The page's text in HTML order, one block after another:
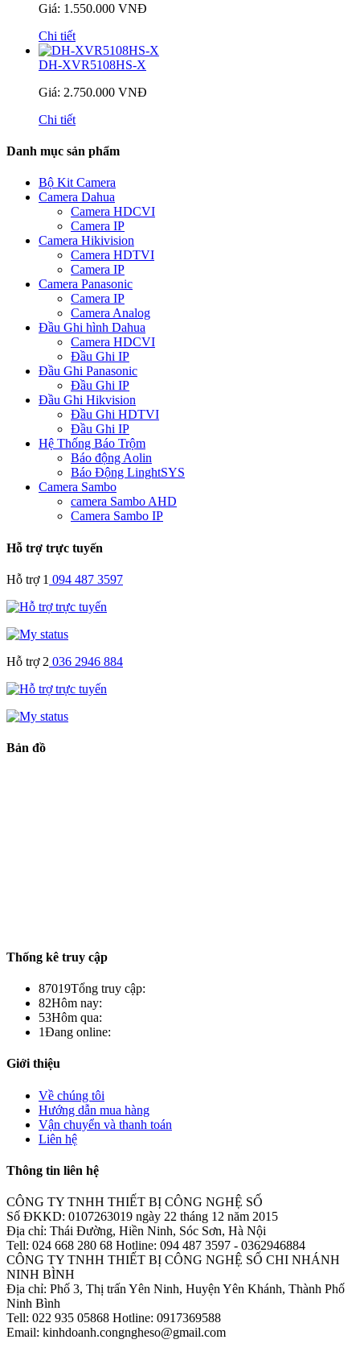
Giá: 1.550.000 VNĐ
Chi tiết
DH-XVR5108HS-X
Giá: 2.750.000 VNĐ
Chi tiết
Danh mục sản phẩm
Bộ Kit Camera
Camera Dahua
Camera HDCVI
Camera IP
Camera Hikivision
Camera HDTVI
Camera IP
Camera Panasonic
Camera IP
Camera Analog
Đầu Ghi hình Dahua
Camera HDCVI
Đầu Ghi IP
Đầu Ghi Panasonic
Đầu Ghi IP
Đầu Ghi Hikvision
Đầu Ghi HDTVI
Đầu Ghi IP
Hệ Thống Báo Trộm
Báo động Aolin
Báo Động LinghtSYS
Camera Sambo
camera Sambo AHD
Camera Sambo IP
Hỗ trợ trực tuyến
Hỗ trợ 1 094 487 3597
Hỗ trợ 2 036 2946 884
Bản đồ
Thống kê truy cập
87019Tổng truy cập:
82Hôm nay:
53Hôm qua:
1Đang online:
Giới thiệu
Về chúng tôi
Hướng dẫn mua hàng
Vận chuyển và thanh toán
Liên hệ
Thông tin liên hệ
CÔNG TY TNHH THIẾT BỊ CÔNG NGHỆ SỐ
Số ĐKKD: 0107263019 ngày 22 tháng 12 năm 2015
Địa chỉ: Thái Đường, Hiền Ninh, Sóc Sơn, Hà Nội
Tell: 024 668 280 68 Hotline: 094 487 3597 - 0362946884
CÔNG TY TNHH THIẾT BỊ CÔNG NGHỆ SỐ CHI NHÁNH
NINH BÌNH
Địa chỉ: Phố 3, Thị trấn Yên Ninh, Huyện Yên Khánh, Thành Phố
Ninh Bình
Tell: 022 935 05868 Hotline: 0917369588
Email: kinhdoanh.congngheso@gmail.com